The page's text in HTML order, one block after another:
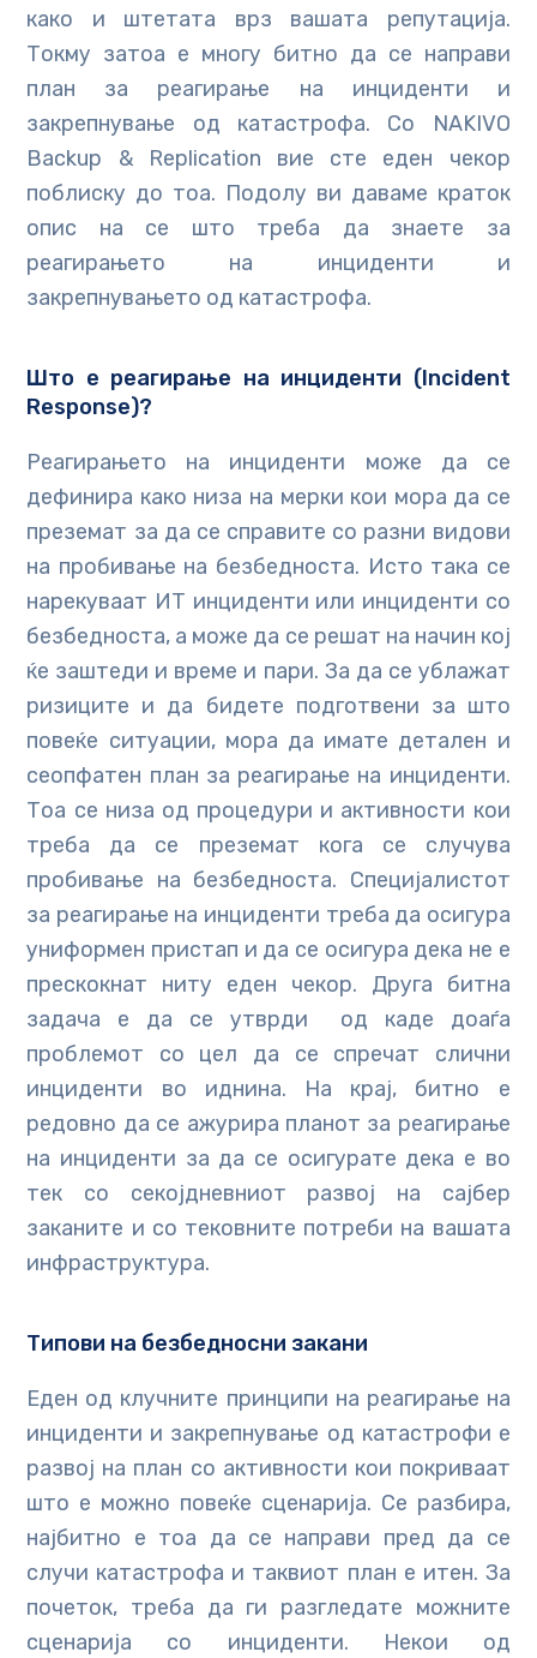
како и штетата врз вашата репутација.
Токму затоа е многу битно да се направи
план за реагирање на инциденти и
закрепнување од катастрофа. Со NAKIVO
Backup & Replication вие сте еден чекор
поблиску до тоа. Подолу ви даваме краток
опис на се што треба да знаете за
реагирањето на инциденти и
закрепнувањето од катастрофа.
Што е реагирање на инциденти (Incident
Response)?
Реагирањето на инциденти може да се
дефинира како низа на мерки кои мора да се
преземат за да се справите со разни видови
на пробивање на безбедноста. Исто така се
нарекуваат ИТ инциденти или инциденти со
безбедноста, а може да се решат на начин кој
ќе заштеди и време и пари. За да се ублажат
ризиците и да бидете подготвени за што
повеќе ситуации, мора да имате детален и
сеопфатен план за реагирање на инциденти.
Тоа се низа од процедури и активности кои
треба да се преземат кога се случува
пробивање на безбедноста. Специјалистот
за реагирање на инциденти треба да осигура
униформен пристап и да се осигура дека не е
прескокнат ниту еден чекор. Друга битна
задача е да се утврди од каде доаѓа
проблемот со цел да се спречат слични
инциденти во иднина. На крај, битно е
редовно да се ажурира планот за реагирање
на инциденти за да се осигурате дека е во
тек со секојдневниот развој на сајбер
заканите и со тековните потреби на вашата
инфраструктура.
Типови на безбедносни закани
Еден од клучните принципи на реагирање на
инциденти и закрепнување од катастрофи е
развој на план со активности кои покриваат
што е можно повеќе сценарија. Се разбира,
најбитно е тоа да се направи пред да се
случи катастрофа и таквиот план е итен. За
почеток, треба да ги разгледате можните
сценарија со инциденти. Некои од